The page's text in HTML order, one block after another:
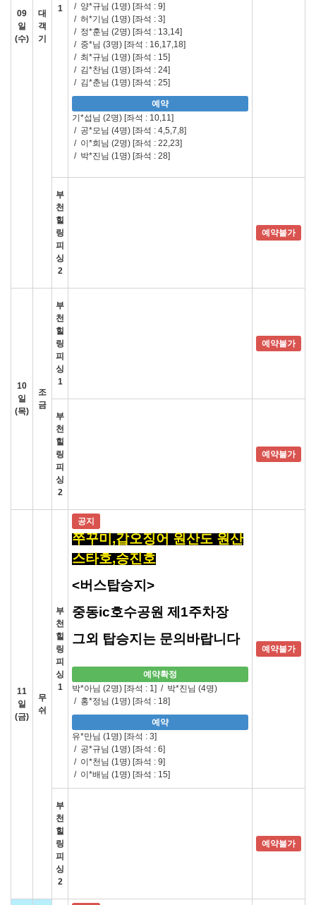
09
일
(수)
대
객
기
1
/ 양*규님 (1명) [좌석 : 9]
/ 허*기님 (1명) [좌석 : 3]
/ 정*훈님 (2명) [좌석 : 13,14]
/ 중*님 (3명) [좌석 : 16,17,18]
/ 최*규님 (1명) [좌석 : 15]
/ 김*찬님 (1명) [좌석 : 24]
/ 김*춘님 (1명) [좌석 : 25]
예약
기*섭님 (2명) [좌석 : 10,11]
/ 공*모님 (4명) [좌석 : 4,5,7,8]
/ 이*희님 (2명) [좌석 : 22,23]
/ 박*진님 (1명) [좌석 : 28]
부
천
힐
링
피
싱
2
예약불가
10
일
(목)
조
금
부
천
힐
링
피
싱
1
예약불가
부
천
힐
링
피
싱
2
예약불가
11
일
(금)
무
쉬
부
천
힐
링
피
싱
1
공지
쭈꾸미,갑오징어 원산도 원산
스타호,승진호
<버스탑승지>
중동ic호수공원 제1주차장
그외 탑승지는 문의바랍니다
예약확정
박*아님 (2명) [좌석 : 1] / 박*진님 (4명)
/ 홍*정님 (1명) [좌석 : 18]
예약
유*만님 (1명) [좌석 : 3]
/ 공*규님 (1명) [좌석 : 6]
/ 이*천님 (1명) [좌석 : 9]
/ 이*배님 (1명) [좌석 : 15]
예약불가
부
천
힐
링
피
싱
2
예약불가